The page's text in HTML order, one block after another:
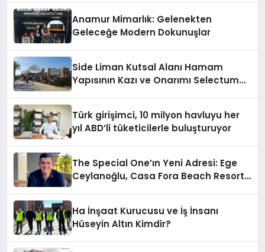
Anamur Mimarlık: Gelenekten
Geleceğe Modern Dokunuşlar
Side Liman Kutsal Alanı Hamam
Yapısının Kazı ve Onarımı Selectum
Türk girişimci, 10 milyon havluyu her
yıl ABD’li tüketicilerle buluşturuyor
The Special One’ın Yeni Adresi: Ege
Ceylanoğlu, Casa Fora Beach Resort
Ha İnşaat Kurucusu ve İş İnsanı
Hüseyin Altın Kimdir?